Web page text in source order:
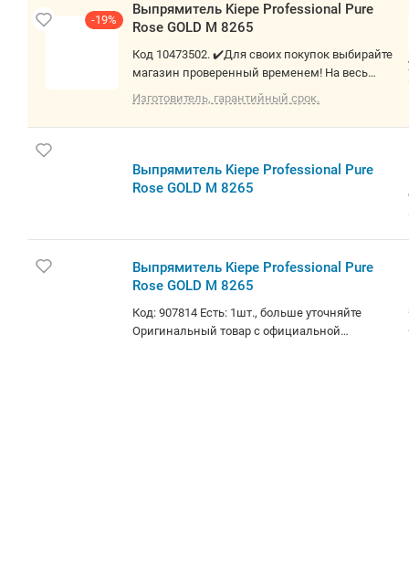
-19%
Выпрямитель Kiepe Professional Pure
Rose GOLD М 8265
Код 10473502. ✔️Для своих покупок выбирайте
магазин проверенный временем! На весь
товар предоставляем 14 дней на проверку! Не
работаем с юр. лицами! О товаре:
выпрямитель, 35 Вт, титан, максимальная
Изготовитель, гарантийный срок.
Выпрямитель Kiepe Professional Pure
Rose GOLD М 8265
Выпрямитель Kiepe Professional Pure
Rose GOLD М 8265
Код: 907814 Есть: 1шт., больше уточняйте
Оригинальный товар с официальной